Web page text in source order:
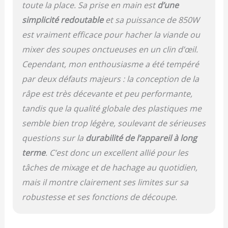
chocolat - Tranche et
râpe facilement
Préparation rapide - La
combine une forme de
lame, un angle de coupe
et un bol conçus pour
des résultats parfaits -
La grande cheminée
permet de glisser de
Jusqu'à 5 portions en une
seule fois : design
compact avec grand bol
de 2,1 L - 5 portions de
soupe à la fois - Tous les
accessoires passent au
lave-vaisselle et se
rangent dans le bol
toute la place. Sa prise en main estd’une
simplicité redoutableet sa puissance de 850W
est vraiment efficace pour hacher la viande ou
mixer des soupes onctueuses en un clin d’œil.
Cependant, mon enthousiasme a été tempéré
par deux défauts majeurs : la conception de la
râpe est très décevante et peu performante,
tandis que la qualité globale des plastiques me
semble bien trop légère, soulevant de sérieuses
questions sur la durabilité de l’appareil à long
terme. C’est donc un excellent allié pour les
tâches de mixage et de hachage au quotidien,
mais il montre clairement ses limites sur sa
robustesse et ses fonctions de découpe.